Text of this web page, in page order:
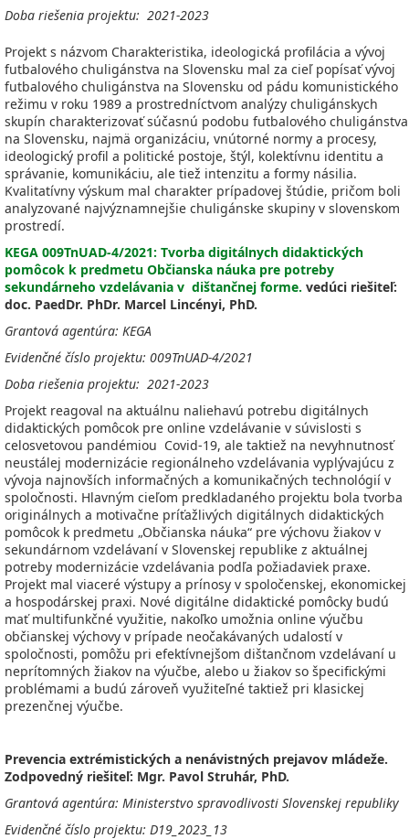
Doba riešenia projektu: 2021-2023
Projekt s názvom Charakteristika, ideologická profilácia a vývoj
futbalového chuligánstva na Slovensku mal za cieľ popísať vývoj
futbalového chuligánstva na Slovensku od pádu komunistického
režimu v roku 1989 a prostredníctvom analýzy chuligánskych
skupín charakterizovať súčasnú podobu futbalového chuligánstva
na Slovensku, najmä organizáciu, vnútorné normy a procesy,
ideologický profil a politické postoje, štýl, kolektívnu identitu a
správanie, komunikáciu, ale tiež intenzitu a formy násilia.
Kvalitatívny výskum mal charakter prípadovej štúdie, pričom boli
analyzované najvýznamnejšie chuligánske skupiny v slovenskom
prostredí.
KEGA 009TnUAD-4/2021: Tvorba digitálnych didaktických
pomôcok k predmetu Občianska náuka pre potreby
sekundárneho vzdelávania v dištančnej forme. vedúci riešiteľ:
doc. PaedDr. PhDr. Marcel Lincényi, PhD.
Grantová agentúra: KEGA
Evidenčné číslo projektu: 009TnUAD-4/2021
Doba riešenia projektu: 2021-2023
Projekt reagoval na aktuálnu naliehavú potrebu digitálnych
didaktických pomôcok pre online vzdelávanie v súvislosti s
celosvetovou pandémiou Covid-19, ale taktiež na nevyhnutnosť
neustálej modernizácie regionálneho vzdelávania vyplývajúcu z
vývoja najnovších informačných a komunikačných technológií v
spoločnosti. Hlavným cieľom predkladaného projektu bola tvorba
originálnych a motivačne príťažlivých digitálnych didaktických
pomôcok k predmetu „Občianska náuka“ pre výchovu žiakov v
sekundárnom vzdelávaní v Slovenskej republike z aktuálnej
potreby modernizácie vzdelávania podľa požiadaviek praxe.
Projekt mal viaceré výstupy a prínosy v spoločenskej, ekonomickej
a hospodárskej praxi. Nové digitálne didaktické pomôcky budú
mať multifunkčné využitie, nakoľko umožnia online výučbu
občianskej výchovy v prípade neočakávaných udalostí v
spoločnosti, pomôžu pri efektívnejšom dištančnom vzdelávaní u
neprítomných žiakov na výučbe, alebo u žiakov so špecifickými
problémami a budú zároveň využiteľné taktiež pri klasickej
prezenčnej výučbe.
Prevencia extrémistických a nenávistných prejavov mládeže.
Zodpovedný riešiteľ: Mgr. Pavol Struhár, PhD.
Grantová agentúra: Ministerstvo spravodlivosti Slovenskej republiky
Evidenčné číslo projektu: D19_2023_13